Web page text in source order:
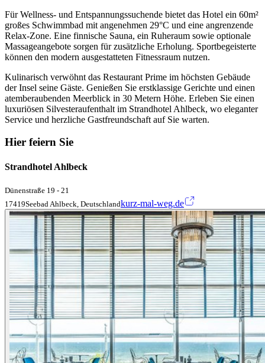
Für Wellness- und Entspannungssuchende bietet das Hotel ein 60m²
großes Schwimmbad mit angenehmen 29°C und eine angrenzende
Relax-Zone. Eine finnische Sauna, ein Ruheraum sowie optionale
Massageangebote sorgen für zusätzliche Erholung. Sportbegeisterte
können den modern ausgestatteten Fitnessraum nutzen.
Kulinarisch verwöhnt das Restaurant Prime im höchsten Gebäude
der Insel seine Gäste. Genießen Sie erstklassige Gerichte und einen
atemberaubenden Meerblick in 30 Metern Höhe. Erleben Sie einen
luxuriösen Silvesteraufenthalt im Strandhotel Ahlbeck, wo eleganter
Service und herzliche Gastfreundschaft auf Sie warten.
Hier feiern Sie
Strandhotel Ahlbeck
Dünenstraße 19 - 21
17419Seebad Ahlbeck, Deutschlandkurz-mal-weg.de